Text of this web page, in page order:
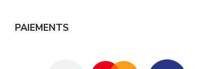
PAIEMENTS